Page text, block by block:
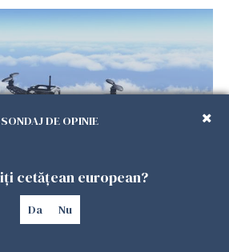
doborâtă de un F-16
a intrat ilegal în spațiul
SONDAJ DE OPINIE
cetățean european?
Da Nu